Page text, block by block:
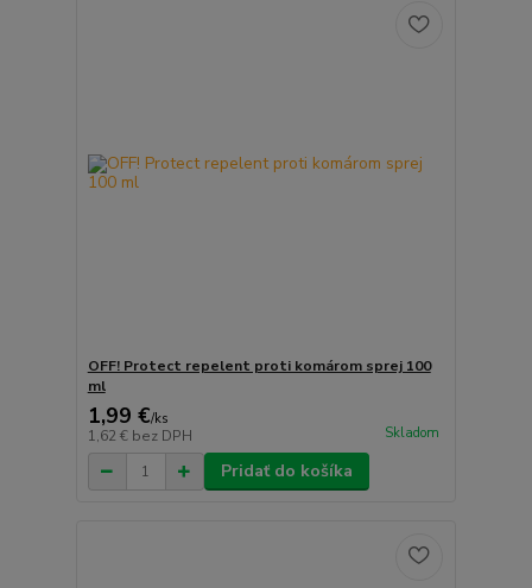
OFF! Protect repelent proti komárom sprej 100
ml
1,99 €/ks
1,62 € bez DPH Skladom
Pridať do košíka